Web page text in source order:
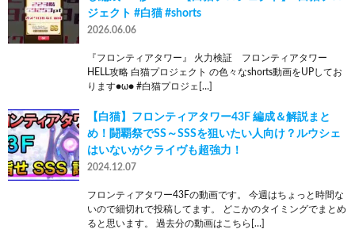
ジェクト #白猫 #shorts
2026.06.06
『フロンティアタワー』 火力検証 フロンティアタワー
HELL攻略 白猫プロジェクト の色々なshorts動画をUPしてお
ります●ω● #白猫プロジェ[…]
【白猫】フロンティアタワー43F 編成＆解説まと
め！闘覇祭でSS～SSSを狙いたい人向け？ルウシェ
はいないがクライヴも超強力！
2024.12.07
フロンティアタワー43Fの動画です。 今週はちょっと時間な
いので細切れで投稿してます。 どこかのタイミングでまとめ
ると思います。 過去分の動画はこちら[…]